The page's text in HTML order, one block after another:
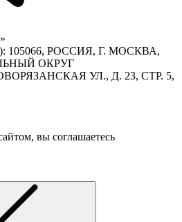
105066, РОССИЯ, Г. МОСКВА,
ОКРУГ
УЛ., Д. 23, СТР. 5,
вы соглашаетесь